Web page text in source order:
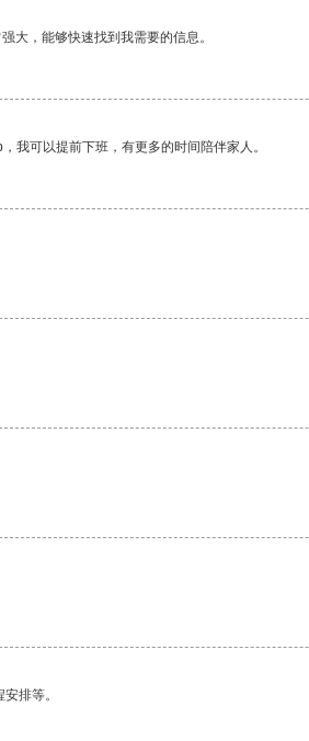
大，能够快速找到我需要的信息。
我可以提前下班，有更多的时间陪伴家人。
排等。